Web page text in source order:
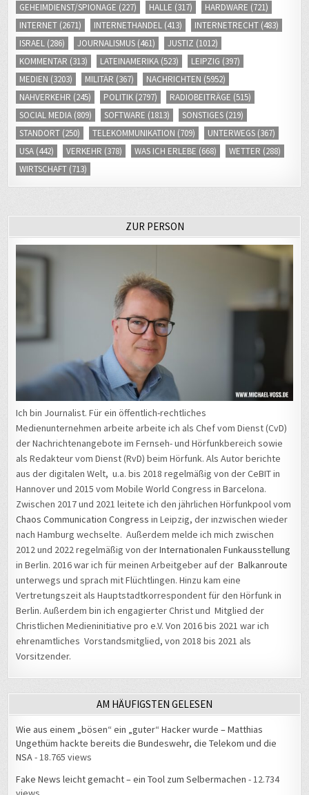
GEHEIMDIENST/SPIONAGE (227) HALLE (317) HARDWARE (721)
INTERNET (2671) INTERNETHANDEL (413) INTERNETRECHT (483)
ISRAEL (286) JOURNALISMUS (461) JUSTIZ (1012)
KOMMENTAR (313) LATEINAMERIKA (523) LEIPZIG (397)
MEDIEN (3203) MILITÄR (367) NACHRICHTEN (5952)
NAHVERKEHR (245) POLITIK (2797) RADIOBEITRÄGE (515)
SOCIAL MEDIA (809) SOFTWARE (1813) SONSTIGES (219)
STANDORT (250) TELEKOMMUNIKATION (709) UNTERWEGS (367)
USA (442) VERKEHR (378) WAS ICH ERLEBE (668) WETTER (288)
WIRTSCHAFT (713)
ZUR PERSON
Ich bin Journalist. Für ein öffentlich-rechtliches
Medienunternehmen arbeite arbeite ich als Chef vom Dienst (CvD)
der Nachrichtenangebote im Fernseh- und Hörfunkbereich sowie
als Redakteur vom Dienst (RvD) beim Hörfunk. Als Autor berichte
aus der digitalen Welt, u.a. bis 2018 regelmäßig von der CeBIT in
Hannover und 2015 vom Mobile World Congress in Barcelona.
Zwischen 2017 und 2021 leitete ich den jährlichen Hörfunkpool vom
Chaos Communication Congress in Leipzig, der inzwischen wieder
nach Hamburg wechselte. Außerdem melde ich mich zwischen
2012 und 2022 regelmäßig von derInternationalen Funkausstellung
in Berlin. 2016 war ich für meinen Arbeitgeber auf derBalkanroute
unterwegs und sprach mit Flüchtlingen. Hinzu kam eine
Vertretungszeit als Hauptstadtkorrespondent für den Hörfunk in
Berlin. Außerdem bin ich engagierter Christ und Mitglied der
Christlichen Medieninitiative pro e.V. Von 2016 bis 2021 war ich
ehrenamtliches Vorstandsmitglied, von 2018 bis 2021 als
Vorsitzender.
AM HÄUFIGSTEN GELESEN
Wie aus einem „bösen“ ein „guter“ Hacker wurde – Matthias
Ungethüm hackte bereits die Bundeswehr, die Telekom und die
NSA- 18.765 views
Fake News leicht gemacht – ein Tool zum Selbermachen - 12.734